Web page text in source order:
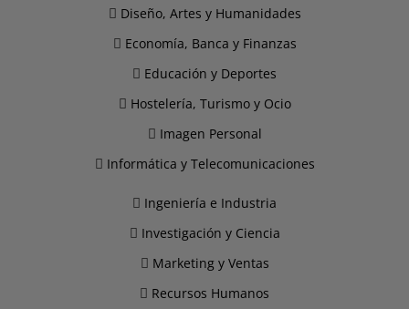
Diseño, Artes y Humanidades
Economía, Banca y Finanzas
Educación y Deportes
Hostelería, Turismo y Ocio
Imagen Personal
Informática y Telecomunicaciones
Ingeniería e Industria
Investigación y Ciencia
Marketing y Ventas
Recursos Humanos